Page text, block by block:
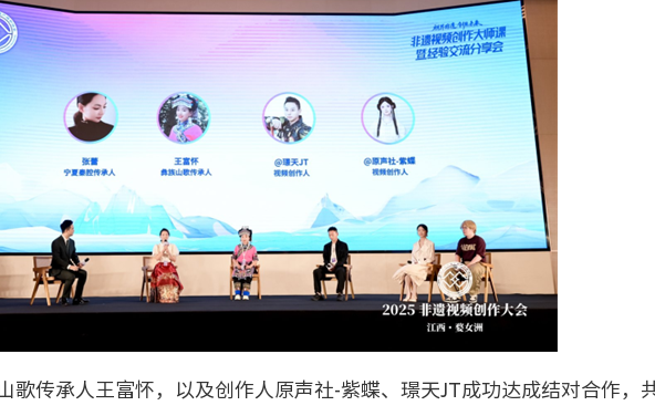
歌传承人王富怀，以及创作人原声社-紫蝶、璟天JT成功达成结对合作，